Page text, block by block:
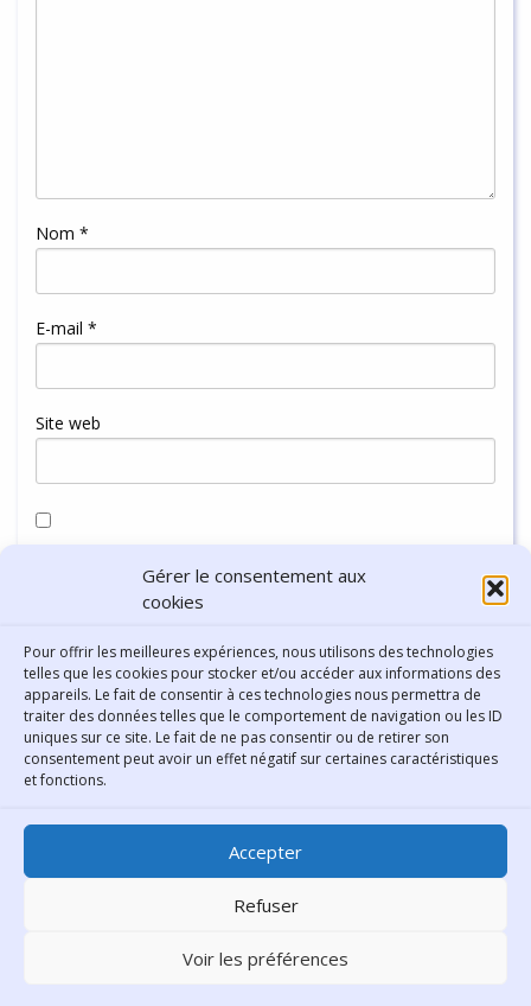
Gérer le consentement aux
cookies
Pour offrir les meilleures expériences, nous utilisons des technologies
telles que les cookies pour stocker et/ou accéder aux informations des
appareils. Le fait de consentir à ces technologies nous permettra de
traiter des données telles que le comportement de navigation ou les ID
uniques sur ce site. Le fait de ne pas consentir ou de retirer son
consentement peut avoir un effet négatif sur certaines caractéristiques
et fonctions.
Accepter
Refuser
Voir les préférences
Nom *
E-mail *
Site web
navigateur pour mon prochain commentaire.
Bibliothèque municipale de
Lyon
30 Boulevard Vivier-Merle